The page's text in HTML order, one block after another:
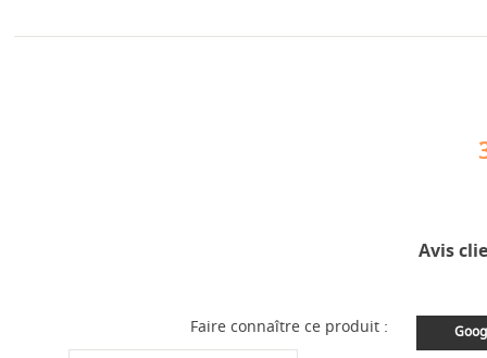
Avis
Faire connaître ce produit :